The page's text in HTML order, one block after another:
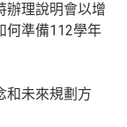
辦理說明會以增
何準備112學年
和未來規劃方